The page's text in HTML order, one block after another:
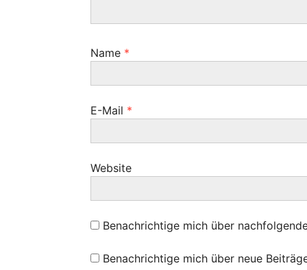
a
t
n
Name *
E-Mail *
Website
Benachrichtige mich über
Benachrichtige mich über neue